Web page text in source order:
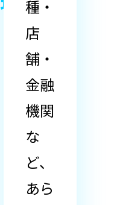
種・
店
舗・
金融
機関
な
ど、
あら